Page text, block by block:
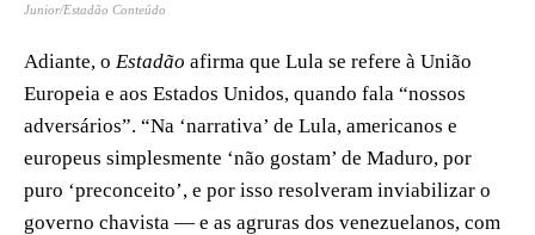
Junior/Estadão Conteúdo
Adiante, o Estadão afirma que Lula se refere à União
Europeia e aos Estados Unidos, quando fala “nossos
adversários”. “Na ‘narrativa’ de Lula, americanos e
europeus simplesmente ‘não gostam’ de Maduro, por
puro ‘preconceito’, e por isso resolveram inviabilizar o
governo chavista — e as agruras dos venezuelanos, com